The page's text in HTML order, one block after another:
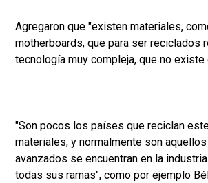
Agregaron que "existen materiales,
motherboards, que para ser reciclados
tecnología muy compleja, que no existe
"Son pocos los países que reciclan
materiales, y normalmente son
avanzados se encuentran en la
todas sus ramas", como por ejemplo